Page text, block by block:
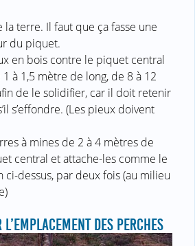
terre. Il faut que ça fasse une
du piquet.
en bois contre le piquet central
à 1,5 mètre de long, de 8 à 12
de le solidifier, car il doit retenir
s’effondre. (Les pieux doivent
à mines de 2 à 4 mètres de
central et attache-les comme le
ci-dessus, par deux fois (au milieu
DES PERCHES